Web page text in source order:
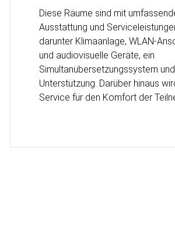
Diese Räume sind mit
Ausstattung und
darunter Klimaanlage, WLAN-
und audiovisuelle Geräte, ein
Simultanübersetzungssystem
Unterstützung. Darüber hinaus
Service für den Komfort der